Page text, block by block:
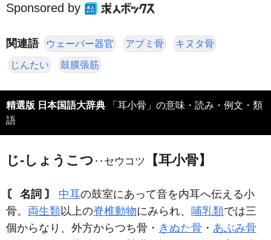
Sponsored by
関連語 ウェーバー器官 アブミ骨 キヌタ骨
じんたい 鼓膜張筋
精選版 日本国語大辞典
語
じ‐しょうこつ ‥セウコツ 【耳小骨】
〘 名詞 〙 中耳の鼓室にあって音を内耳へ伝える小
骨。 両生類以上の脊椎動物にみられ、 哺乳類では三
個からなり、外方からつち骨・ きぬた骨 ・ あぶみ骨